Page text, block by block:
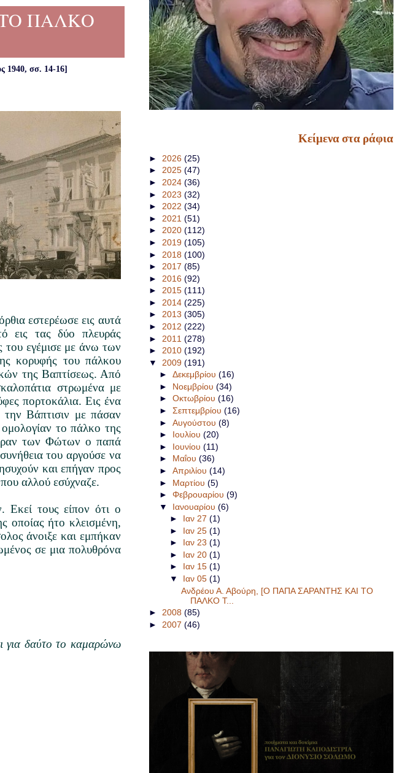
ΤΟ ΠΑΛΚΟ
1940, σσ. 14-16]
εστερέωσε εις αυτά
εις τας δύο πλευράς
του εγέμισε με άνω των
κορυφής του πάλκου
της Βαπτίσεως. Από
στρωμένα με
πορτοκάλια. Εις ένα
Βάπτισιν με πάσαν
το πάλκο της
των Φώτων ο παπά
του αργούσε να
και επήγαν προς
αλλού εσύχναζε.
Εκεί τους είπον ότι ο
οποίας ήτο κλεισμένη,
άνοιξε και εμπήκαν
σε μια πολυθρόνα
για δαύτο το καμαρώνω
Κείμενα στα ράφια
► 2026 (25)
► 2025 (47)
► 2024 (36)
► 2023 (32)
► 2022 (34)
► 2021 (51)
► 2020 (112)
► 2019 (105)
► 2018 (100)
► 2017 (85)
► 2016 (92)
► 2015 (111)
► 2014 (225)
► 2013 (305)
► 2012 (222)
► 2011 (278)
► 2010 (192)
▼ 2009 (191)
► Δεκεμβρίου (16)
► Νοεμβρίου (34)
► Οκτωβρίου (16)
► Σεπτεμβρίου (16)
► Αυγούστου (8)
► Ιουλίου (20)
► Ιουνίου (11)
► Μαΐου (36)
► Απριλίου (14)
► Μαρτίου (5)
► Φεβρουαρίου (9)
▼ Ιανουαρίου (6)
► Ιαν 27(1)
► Ιαν 25(1)
► Ιαν 23(1)
► Ιαν 20(1)
► Ιαν 15(1)
▼ Ιαν 05(1)
Ανδρέου Α. Αβούρη, [Ο ΠΑΠΑ ΣΑΡΑΝΤΗΣ ΚΑΙ ΤΟ
ΠΑΛΚΟ Τ...
► 2008 (85)
► 2007 (46)